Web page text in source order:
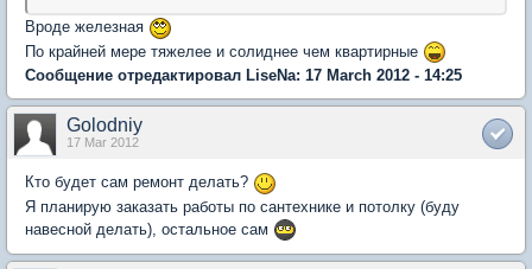
Вроде железная
По крайней мере тяжелее и солиднее чем квартирные
Сообщение отредактировал LiseNa: 17 March 2012 - 14:25
Golodniy
17 Mar 2012
Кто будет сам ремонт делать?
Я планирую заказать работы по сантехнике и потолку (буду
навесной делать), остальное сам